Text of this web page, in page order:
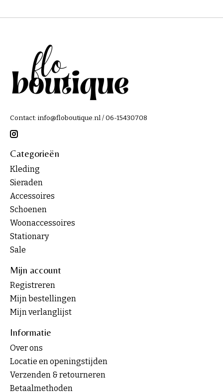
Contact: info@floboutique.nl/ 06-15430708
Categorieën
Kleding
Sieraden
Accessoires
Schoenen
Woonaccessoires
Stationary
Sale
Mijn account
Registreren
Mijn bestellingen
Mijn verlanglijst
Informatie
Over ons
Locatie en openingstijden
Verzenden & retourneren
Betaalmethoden